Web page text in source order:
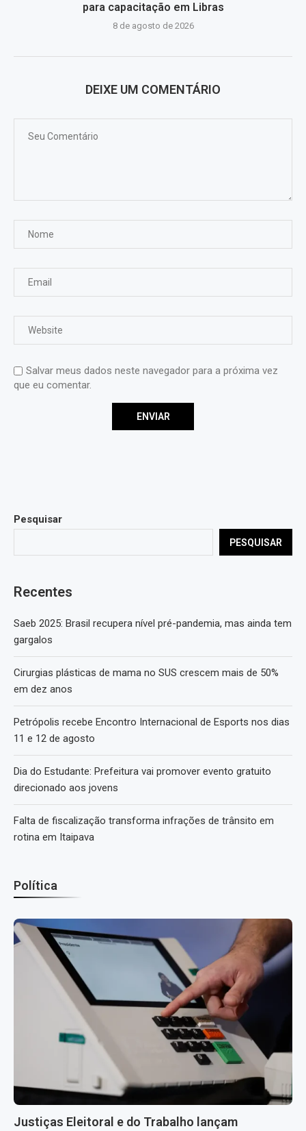
para capacitação em Libras
8 de agosto de 2026
DEIXE UM COMENTÁRIO
Salvar meus dados neste navegador para a próxima vez
que eu comentar.
Pesquisar
PESQUISAR
Recentes
Saeb 2025: Brasil recupera nível pré-pandemia, mas ainda tem
gargalos
Cirurgias plásticas de mama no SUS crescem mais de 50%
em dez anos
Petrópolis recebe Encontro Internacional de Esports nos dias
11 e 12 de agosto
Dia do Estudante: Prefeitura vai promover evento gratuito
direcionado aos jovens
Falta de fiscalização transforma infrações de trânsito em
rotina em Itaipava
Política
Justiças Eleitoral e do Trabalho lançam